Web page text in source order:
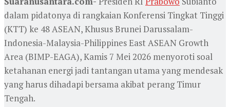
dalam pidatonya di rangkaian Konferensi Tingkat Tinggi
(KTT) ke 48 ASEAN, Khusus Brunei Darussalam-
Indonesia-Malaysia-Philippines East ASEAN Growth
Area (BIMP-EAGA), Kamis 7 Mei 2026 menyoroti soal
ketahanan energi jadi tantangan utama yang mendesak
yang harus dihadapi bersama akibat perang Timur
Tengah.